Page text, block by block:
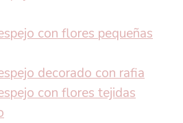
con flores pequeñas
decorado con rafia
con flores tejidas